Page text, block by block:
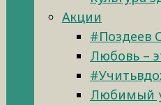
Акции
#Поздеев
Любовь –
Любимый